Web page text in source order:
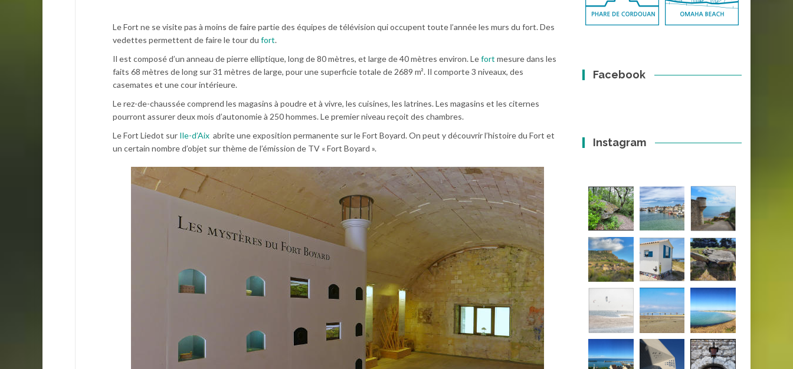
Le Fort ne se visite pas à moins de faire partie des équipes de télévision qui occupent toute l’année les murs du fort. Des
vedettes permettent de faire le tour du fort.
Il est composé d’un anneau de pierre elliptique, long de 80 mètres, et large de 40 mètres environ. Lefort mesure dans les
faits 68 mètres de long sur 31 mètres de large, pour une superficie totale de 2689 m². Il comporte 3 niveaux, des
casemates et une cour intérieure.
Le rez-de-chaussée comprend les magasins à poudre et à vivre, les cuisines, les latrines. Les magasins et les citernes
pourront assurer deux mois d’autonomie à 250 hommes. Le premier niveau reçoit des chambres.
Le Fort Liedot sur Ile-d’Aix abrite une exposition permanente sur le Fort Boyard. On peut y découvrir l’histoire du Fort et
un certain nombre d’objet sur thème de l’émission de TV « Fort Boyard ».
Facebook
Instagram